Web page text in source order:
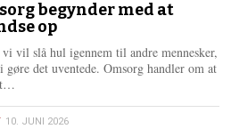
e
e
begynder med at
op
vil slå hul igennem til andre mennesker,
gøre det uventede. Omsorg handler om at
s
10. JUNI 2026